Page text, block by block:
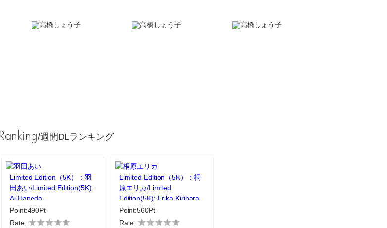
Ranking/週間DLランキング
Limited Edition（5K）：羽
田あい/Limited Edition(5K):
Ai Haneda
Point:490Pt
Rate:
Limited Edition（5K）：桐
原エリカ/Limited
Edition(5K): Erika Kirihara
Point:560Pt
Rate: